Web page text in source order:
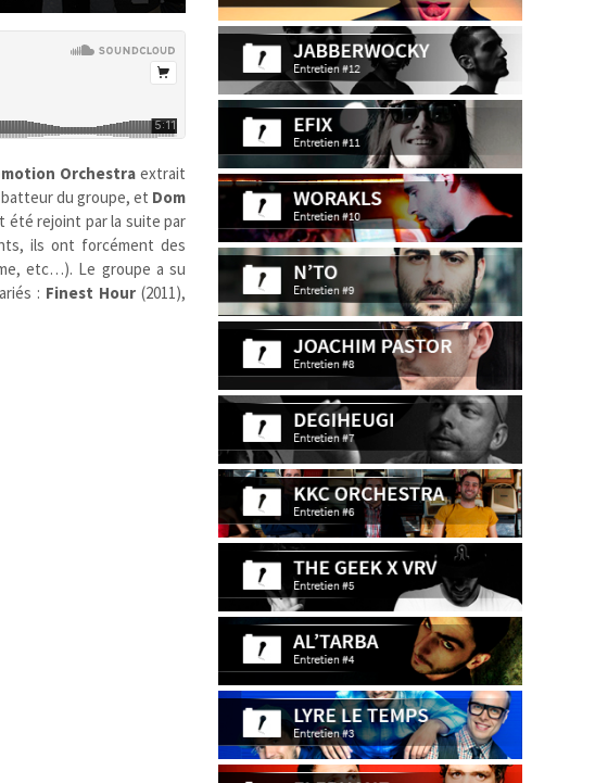
Orchestra extrait
du groupe, et Dom
été rejoint par la suite par
ils ont forcément des
etc…). Le groupe a su
: Finest Hour(2011),